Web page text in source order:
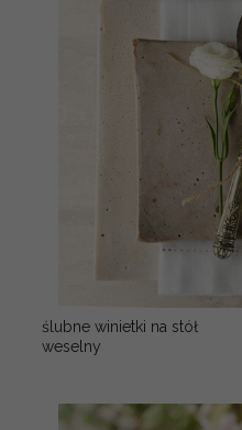
ślubne winietki na stół
weselny